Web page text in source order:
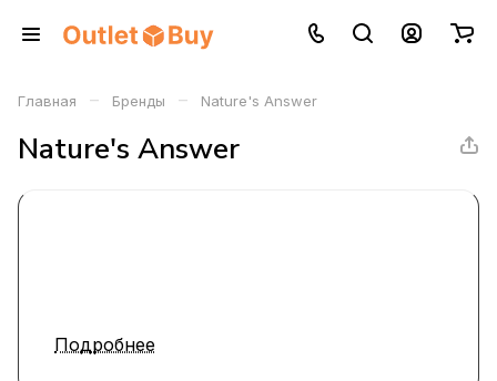
Главная – Бренды – Nature's Answer
Nature's Answer
Подробнее